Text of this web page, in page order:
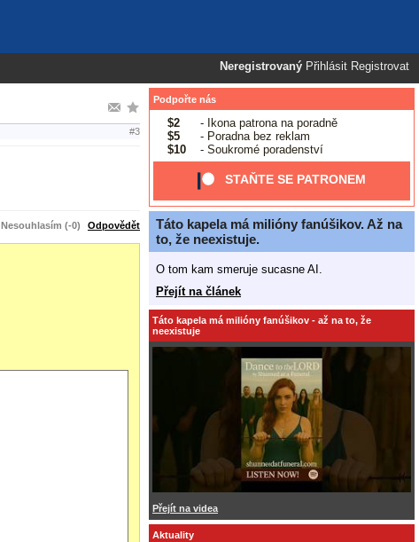
Neregistrovaný Přihlásit Registrovat
#3
Nesouhlasím (-0) Odpovědět
Podpořte nás
$2
- Ikona patrona na poradně
$5
- Poradna bez reklam
$10
- Soukromé poradenství
STAŇTE SE PATRONEM
Táto kapela má milióny fanúšikov. Až na
to, že neexistuje.
O tom kam smeruje sucasne AI.
Přejít na článek
Táto kapela má milióny fanúšikov - až na to, že
neexistuje
Přejít na videa
Aktuality